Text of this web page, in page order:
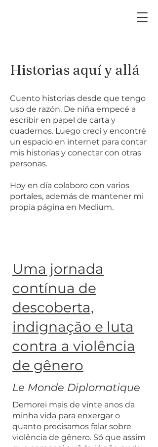
Historias aquí y allá
Cuento historias desde que tengo
uso de razón. De niña empecé a
escribir en papel de carta y
cuadernos. Luego crecí y encontré
un espacio en internet para contar
mis historias y conectar con otras
personas.
Hoy en día colaboro con varios
portales, además de mantener mi
propia página en Medium.
Uma jornada
contínua de
descoberta,
indignação e luta
contra a violência
de gênero
Le Monde Diplomatique
Demorei mais de vinte anos da
minha vida para enxergar o
quanto precisamos falar sobre
violência de gênero. Só que assim